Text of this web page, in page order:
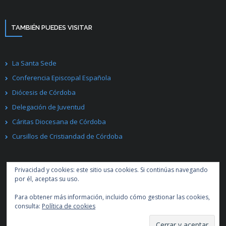
TAMBIÉN PUEDES VISITAR
La Santa Sede
Conferencia Episcopal Española
Diócesis de Córdoba
Delegación de Juventud
Cáritas Diocesana de Córdoba
Cursillos de Cristiandad de Córdoba
Desarrollado porThink Up Themes Ltd. Creado conWordPress.
Privacidad y cookies: este sitio usa cookies. Si continúas navegando
por él, aceptas su uso.
Para obtener más información, incluido cómo gestionar las cookies,
consulta: Política de cookies